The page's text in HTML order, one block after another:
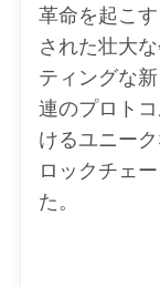
革命を起こ
された壮大
ティングな
連のプロト
けるユニー
ロックチェ
た。